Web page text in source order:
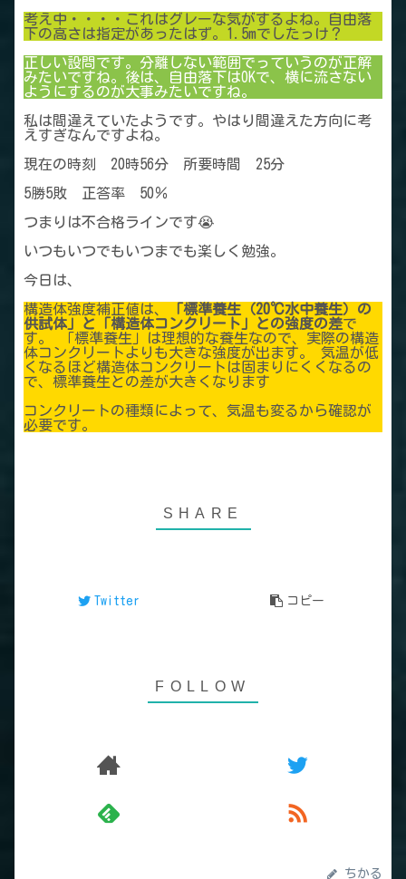
考え中・・・・これはグレーな気がするよね。自由落
下の高さは指定があったはず。1.5mでしたっけ？
正しい設問です。分離しない範囲でっていうのが正解
みたいですね。後は、自由落下はOKで、横に流さない
ようにするのが大事みたいですね。
私は間違えていたようです。やはり間違えた方向に考
えすぎなんですよね。
現在の時刻 20時56分 所要時間 25分
5勝5敗 正答率 50％
つまりは不合格ラインです😭
いつもいつでもいつまでも楽しく勉強。
今日は、
構造体強度補正値は、
「標準養生（20℃水中養生）の
供試体」と「構造体コンクリート」との強度の差で
す。 「標準養生」は理想的な養生なので、実際の構造
体コンクリートよりも大きな強度が出ます。 気温が低
くなるほど構造体コンクリートは固まりにくくなるの
で、標準養生との差が大きくなります
コンクリートの種類によって、気温も変るから確認が
必要です。
Twitter コピー
ちかる